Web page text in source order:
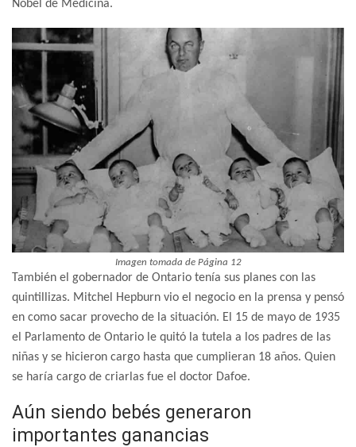
Nobel de Medicina.
Imagen tomada de Página 12
También el gobernador de Ontario tenía sus planes con las
quintillizas. Mitchel Hepburn vio el negocio en la prensa y pensó
en como sacar provecho de la situación. El 15 de mayo de 1935
el Parlamento de Ontario le quitó la tutela a los padres de las
niñas y se hicieron cargo hasta que cumplieran 18 años. Quien
se haría cargo de criarlas fue el doctor Dafoe.
Aún siendo bebés generaron
importantes ganancias